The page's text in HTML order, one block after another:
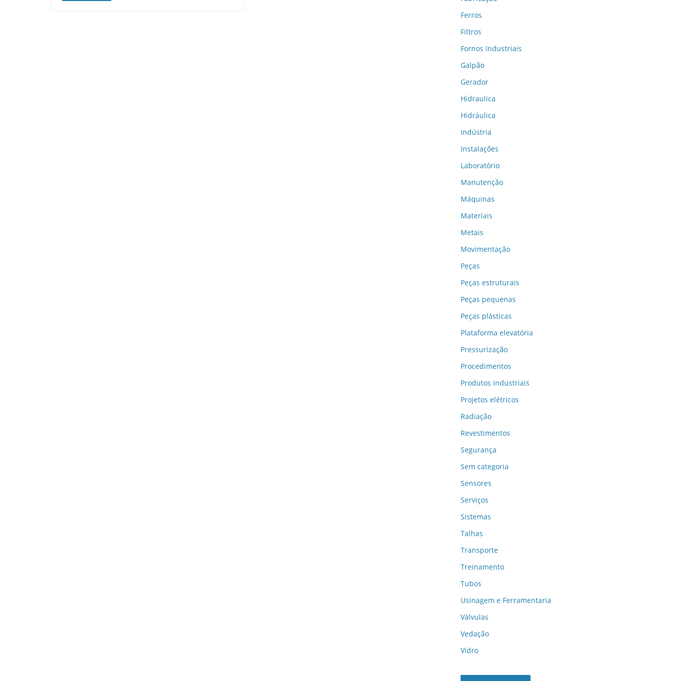
Ferros
Filtros
Fornos Industriais
Galpão
Gerador
Hidraulica
Hidráulica
Indústria
Instalações
Laboratório
Manutenção
Máquinas
Materiais
Metais
Movimentação
Peças
Peças estruturais
Peças pequenas
Peças plásticas
Plataforma elevatória
Pressurização
Procedimentos
Produtos industriais
Projetos elétricos
Radiação
Revestimentos
Segurança
Sem categoria
Sensores
Serviços
Sistemas
Talhas
Transporte
Treinamento
Tubos
Usinagem e Ferramentaria
Válvulas
Vedação
Vidro